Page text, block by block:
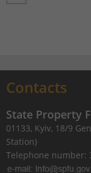
Contacts
State Property
01133, Kyiv, 18/9
Station)
Telephone number: